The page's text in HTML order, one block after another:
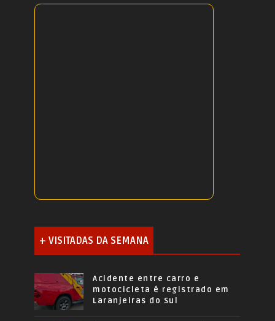
+ VISITADAS DA SEMANA
Acidente entre carro e
motocicleta é registrado em
Laranjeiras do Sul